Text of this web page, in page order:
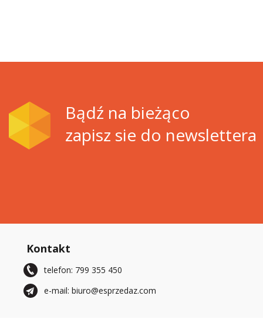
Bądź na bieżąco
zapisz sie do newslettera
Kontakt
telefon: 799 355 450
e-mail: biuro@esprzedaz.com